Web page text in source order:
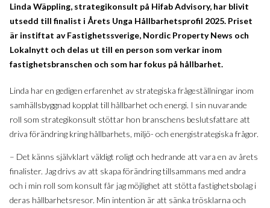
Linda Wäppling, strategikonsult på Hifab Advisory, har blivit
utsedd till finalist i Årets Unga Hållbarhetsprofil 2025. Priset
är instiftat av Fastighetssverige, Nordic Property News och
Lokalnytt och delas ut till en person som verkar inom
fastighetsbranschen och som har fokus på hållbarhet.
Linda har en gedigen erfarenhet av strategiska frågeställningar inom
samhällsbyggnad kopplat till hållbarhet och energi. I sin nuvarande
roll som strategikonsult stöttar hon branschens beslutsfattare att
driva förändring kring hållbarhets, miljö- och energistrategiska frågor.
– Det känns självklart väldigt roligt och hedrande att vara en av årets
finalister. Jag drivs av att skapa förändring tillsammans med andra
och i min roll som konsult får jag möjlighet att stötta fastighetsbolag i
deras hållbarhetsresor. Min intention är att sänka trösklarna och